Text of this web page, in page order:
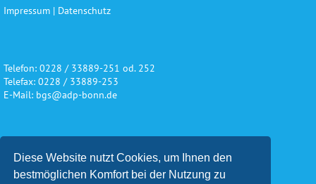
Diese Website nutzt Cookies, um Ihnen den
bestmöglichen Komfort bei der Nutzung zu
Impressum | Datenschutz
Telefon: 0228 / 33889-251 od. 252
Telefax: 0228 / 33889-253
E-Mail: bgs@adp-bonn.de
Wir danken für die freundliche
Unterstützung und Förderung